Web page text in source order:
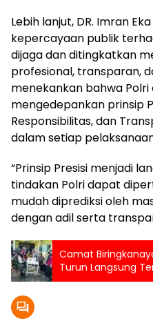
Lebih lanjut, DR. Imran
kepercayaan publik
dijaga dan ditingkatkan
profesional, transparan,
menekankan bahwa
mengedepankan prinsip
Responsibilitas, dan
dalam setiap
“Prinsip Presisi menjadi
tindakan Polri dapat
mudah diprediksi oleh
dengan adil serta
Camat
Turun Langsung
Asrama Haji